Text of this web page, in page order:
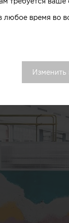
любое время во
Изменить